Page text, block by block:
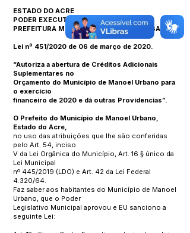
ESTADO DO ACRE
PODER EXECUTIVO
PREFEITURA MUNICIPAL DE MANOEL URBANO
Lei nº 451/2020 de 06 de março de 2020.
“Autoriza a abertura de Créditos Adicionais
Suplementares no
Orçamento do Município de Manoel Urbano para
o exercício
financeiro de 2020 e dá outras Providencias”.
O Prefeito do Município de Manoel Urbano,
Estado do Acre,
no uso das atribuições que lhe são conferidas
pelo Art. 54, inciso
V da Lei Orgânica do Município, Art. 16 § único da
Lei Municipal
nº 445/2019 (LDO) e Art. 42 da Lei Federal
4.320/64.
Faz saber aos habitantes do Município de Manoel
Urbano, que o Poder
Legislativo Municipal aprovou e EU sanciono a
seguinte Lei: